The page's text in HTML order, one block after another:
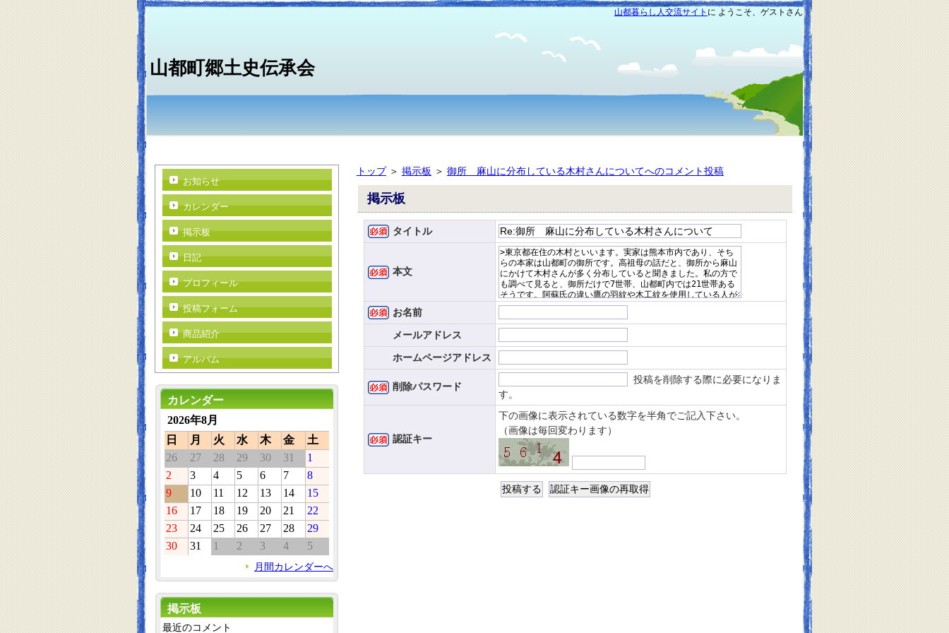
山都暮らし人交流サイト に ようこそ、ゲストさん
山都町郷土史伝承会
トップ＞ 掲示板 ＞ 御所 麻山に分布している木村さんについてへのコメント投稿
掲示板
タイトル
本文
お名前
メールアドレス
ホームページアドレス
削除パスワード
投稿を削除する際に必要になりま
す。
認証キー
下の画像に表示されている数字を半角でご記入下さい。
（画像は毎回変わります）
お知らせ
カレンダー
掲示板
日記
プロフィール
投稿フォーム
商品紹介
アルバム
カレンダー
2026年8月
日
月 火 水 木 金
土
26
27 28 29 30 31
1
2
3 4 5 6 7
8
9
10 11 12 13 14
15
16
17 18 19 20 21
22
23
24 25 26 27 28
29
30
31 1 2 3 4 5
月間カレンダーへ
掲示板
最近のコメント